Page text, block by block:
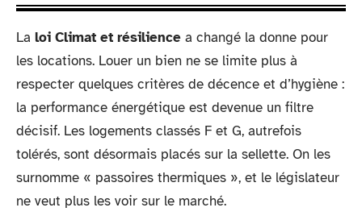
La loi Climat et résilience a changé la donne pour
les locations. Louer un bien ne se limite plus à
respecter quelques critères de décence et d’hygiène :
la performance énergétique est devenue un filtre
décisif. Les logements classés F et G, autrefois
tolérés, sont désormais placés sur la sellette. On les
surnomme « passoires thermiques », et le législateur
ne veut plus les voir sur le marché.